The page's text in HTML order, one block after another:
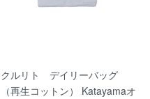
クルリト デイリーバッグ
（再生コットン） Katayamaオ